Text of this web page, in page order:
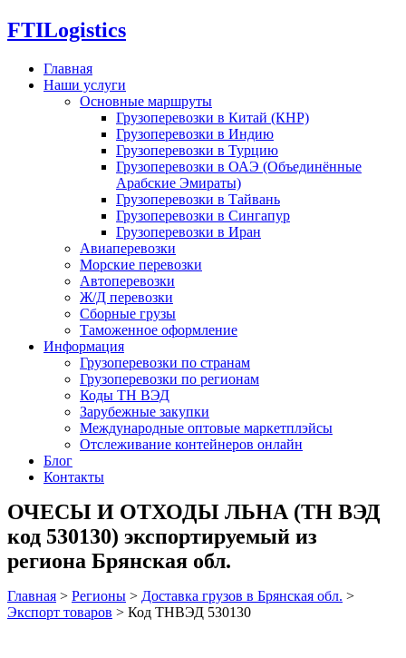
FTILogistics
Главная
Наши услуги
Основные маршруты
Грузоперевозки в Китай (КНР)
Грузоперевозки в Индию
Грузоперевозки в Турцию
Грузоперевозки в ОАЭ (Объединённые
Арабские Эмираты)
Грузоперевозки в Тайвань
Грузоперевозки в Сингапур
Грузоперевозки в Иран
Авиаперевозки
Морские перевозки
Автоперевозки
Ж/Д перевозки
Сборные грузы
Таможенное оформление
Информация
Грузоперевозки по странам
Грузоперевозки по регионам
Коды ТН ВЭД
Зарубежные закупки
Международные оптовые маркетплэйсы
Отслеживание контейнеров онлайн
Блог
Контакты
ОЧЕСЫ И ОТХОДЫ ЛЬНА (ТН ВЭД
код 530130) экспортируемый из
региона Брянская обл.
Главная > Регионы > Доставка грузов в Брянская обл. >
Экспорт товаров > Код ТНВЭД 530130